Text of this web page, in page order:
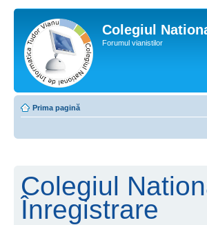
Colegiul
Forumul vianistilor
Prima pagină
Colegiul
Înregistrare